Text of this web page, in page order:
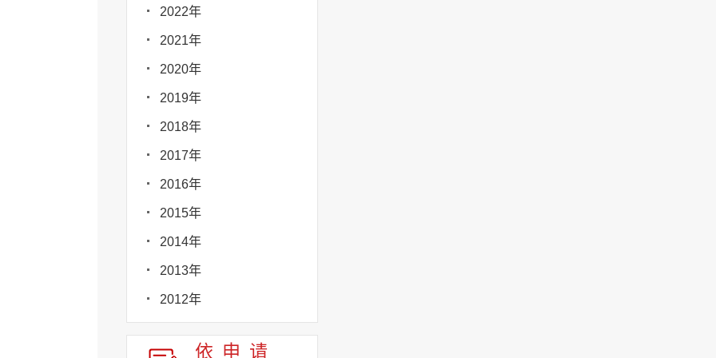
2022年
2021年
2020年
2019年
2018年
2017年
2016年
2015年
2014年
2013年
2012年
依申请